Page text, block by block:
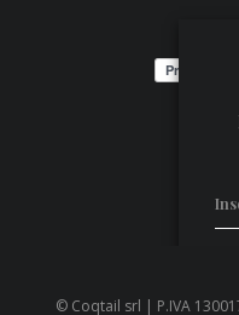
© Coqtail srl | P.IVA